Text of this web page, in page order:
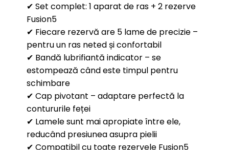
✔ Set complet: 1 aparat de ras + 2 rezerve
Fusion5
✔ Fiecare rezervă are 5 lame de precizie –
pentru un ras neted și confortabil
✔ Bandă lubrifiantă indicator – se
estompează când este timpul pentru
schimbare
✔ Cap pivotant – adaptare perfectă la
contururile feței
✔ Lamele sunt mai apropiate între ele,
reducând presiunea asupra pielii
✔ Compatibil cu toate rezervele Fusion5